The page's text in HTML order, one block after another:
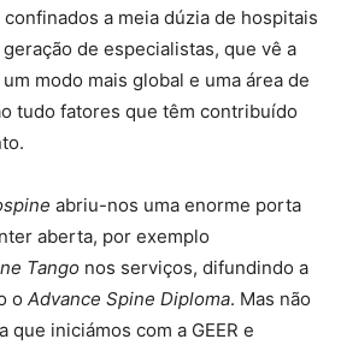
a meia dúzia de hospitais
de especialistas, que vê a
modo mais global e uma área de
tudo fatores que têm contribuído
abriu-nos uma enorme porta
aberta, por exemplo
Tango nos serviços, difundindo a
o Advance Spine Diploma. Mas não
que iniciámos com a GEER e